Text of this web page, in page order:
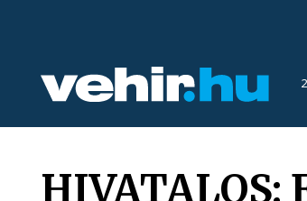
HIVATALOS: